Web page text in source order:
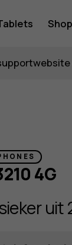
Shop
4G
uit